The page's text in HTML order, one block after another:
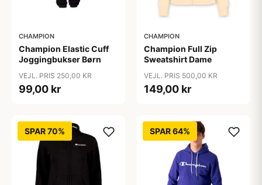
CHAMPION
Champion Elastic Cuff
Joggingbukser Børn
VEJL. PRIS 250,00 KR
99,00 kr
CHAMPION
Champion Full Zip
Sweatshirt Dame
VEJL. PRIS 500,00 KR
149,00 kr
SPAR 70% SPAR 64%